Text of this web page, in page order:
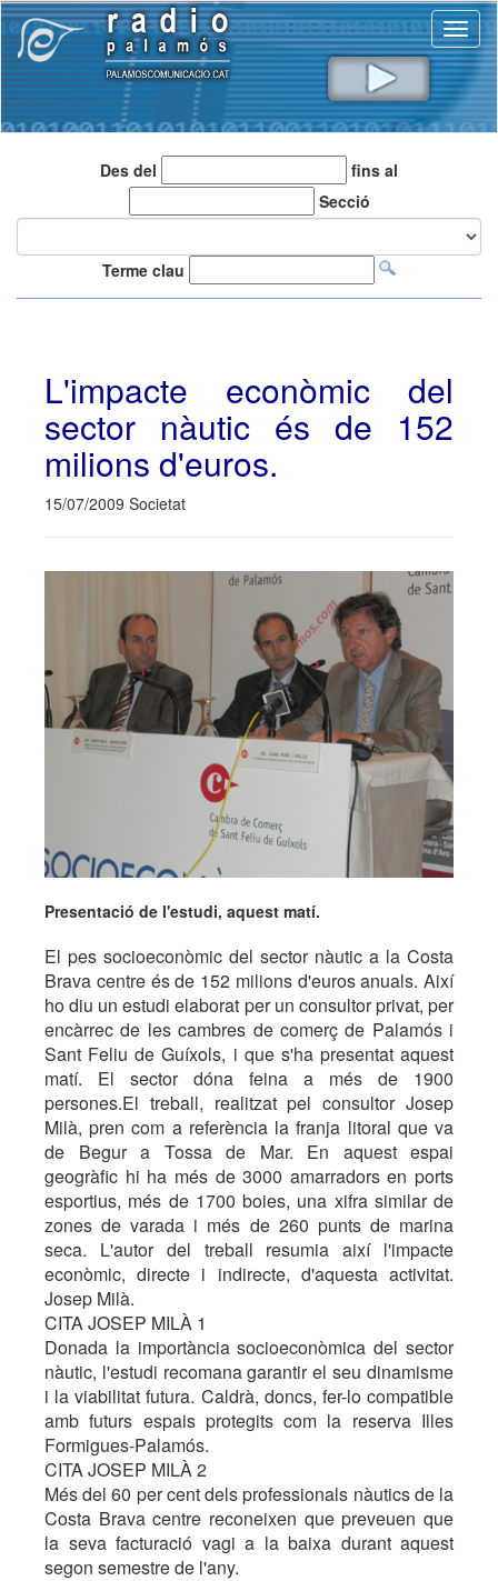
Des del
fins al
Secció
Terme clau
L'impacte econòmic del
sector nàutic és de 152
milions d'euros.
15/07/2009 Societat
Presentació de l'estudi, aquest matí.
El pes socioeconòmic del sector nàutic a la Costa
Brava centre és de 152 milions d'euros anuals. Així
ho diu un estudi elaborat per un consultor privat, per
encàrrec de les cambres de comerç de Palamós i
Sant Feliu de Guíxols, i que s'ha presentat aquest
matí. El sector dóna feina a més de 1900
persones.El treball, realitzat pel consultor Josep
Milà, pren com a referència la franja litoral que va
de Begur a Tossa de Mar. En aquest espai
geogràfic hi ha més de 3000 amarradors en ports
esportius, més de 1700 boies, una xifra similar de
zones de varada i més de 260 punts de marina
seca. L'autor del treball resumia així l'impacte
econòmic, directe i indirecte, d'aquesta activitat.
Josep Milà.
CITA JOSEP MILÀ 1
Donada la importància socioeconòmica del sector
nàutic, l'estudi recomana garantir el seu dinamisme
i la viabilitat futura. Caldrà, doncs, fer-lo compatible
amb futurs espais protegits com la reserva Illes
Formigues-Palamós.
CITA JOSEP MILÀ 2
Més del 60 per cent dels professionals nàutics de la
Costa Brava centre reconeixen que preveuen que
la seva facturació vagi a la baixa durant aquest
segon semestre de l'any.